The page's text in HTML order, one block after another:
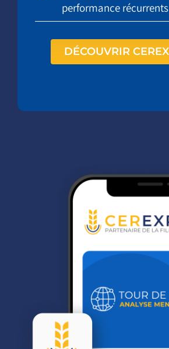
performance récurrents
DÉCOUVRIR